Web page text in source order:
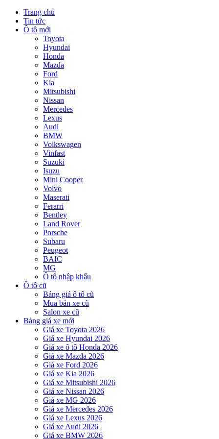
Trang chủ
Tin tức
Ô tô mới
Toyota
Hyundai
Honda
Mazda
Ford
Kia
Mitsubishi
Nissan
Mercedes
Lexus
Audi
BMW
Volkswagen
Vinfast
Suzuki
Isuzu
Mini Cooper
Volvo
Maserati
Ferarri
Bentley
Land Rover
Porsche
Subaru
Peugeot
BAIC
MG
Ô tô nhập khẩu
Ô tô cũ
Bảng giá ô tô cũ
Mua bán xe cũ
Salon xe cũ
Bảng giá xe mới
Giá xe Toyota 2026
Giá xe Hyundai 2026
Giá xe ô tô Honda 2026
Giá xe Mazda 2026
Giá xe Ford 2026
Giá xe Kia 2026
Giá xe Mitsubishi 2026
Giá xe Nissan 2026
Giá xe MG 2026
Giá xe Mercedes 2026
Giá xe Lexus 2026
Giá xe Audi 2026
Giá xe BMW 2026